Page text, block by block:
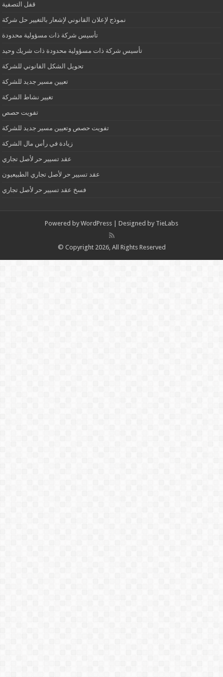
قفل التصفية
نموذج لإعلان القانوني لإشعار بالتغيير حل شركة
تأسيس شركة ذات مسؤولية محدودة
تأسيس شركة ذات مسؤولية محدودة ذات شريك وحيد
تحويل الشكل القانوني للشركة
تعيين مسير جديد للشركة
تغيير نشاط الشركة
تفويت حصص
تفويت حصص وتعيين مسير جديد للشركة
زيادة في رأس مال الشركة
عقد تسيير حر لأصل تجاري
عقد تسيير حر لأصل تجاري الطبيعيون
فسخ عقد تسيير حر لأصل تجاري
Powered by WordPress | Designed by TieLabs
© Copyright 2026, All Rights Reserved